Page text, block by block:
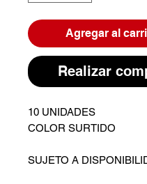
Agregar al
Realizar
10 UNIDADES
COLOR SURTIDO
SUJETO A